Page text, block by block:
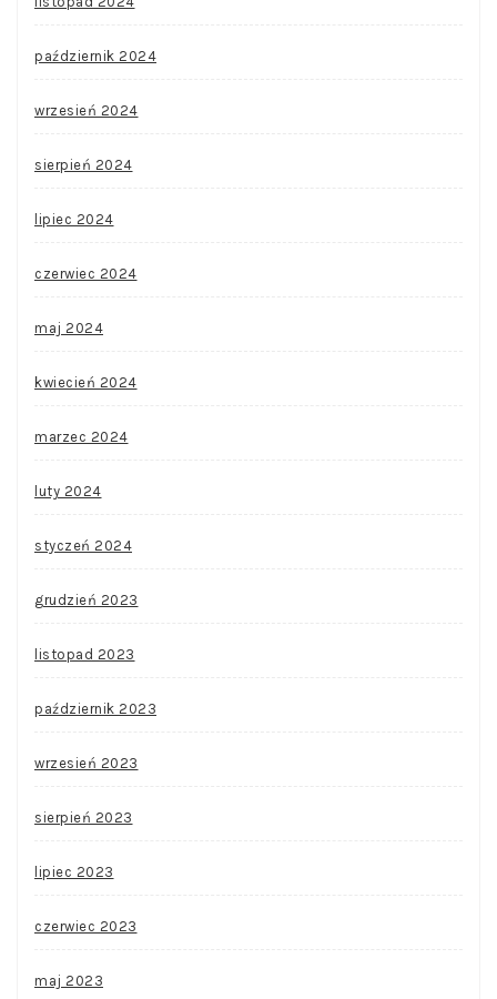
październik 2024
wrzesień 2024
sierpień 2024
lipiec 2024
czerwiec 2024
maj 2024
kwiecień 2024
marzec 2024
luty 2024
styczeń 2024
grudzień 2023
listopad 2023
październik 2023
wrzesień 2023
sierpień 2023
lipiec 2023
czerwiec 2023
maj 2023